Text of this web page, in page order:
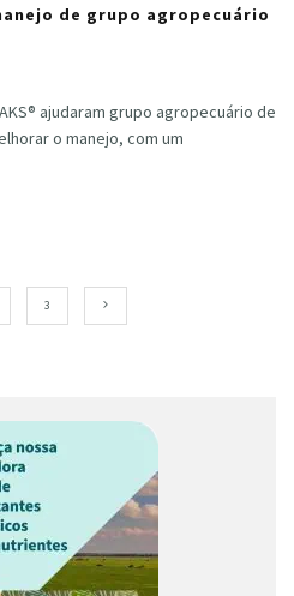
de grupo agropecuário
ajudaram grupo agropecuário de
o manejo, com um
3